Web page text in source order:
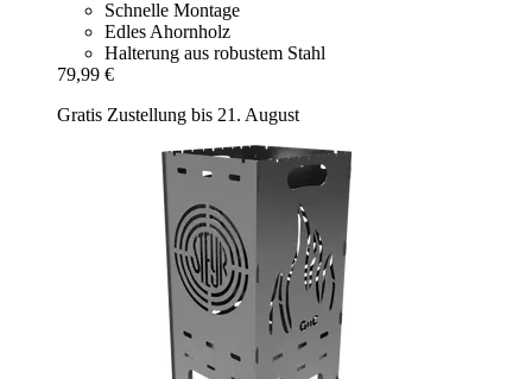
Schnelle Montage
Edles Ahornholz
Halterung aus robustem Stahl
79,99 €
Gratis Zustellung bis 21. August